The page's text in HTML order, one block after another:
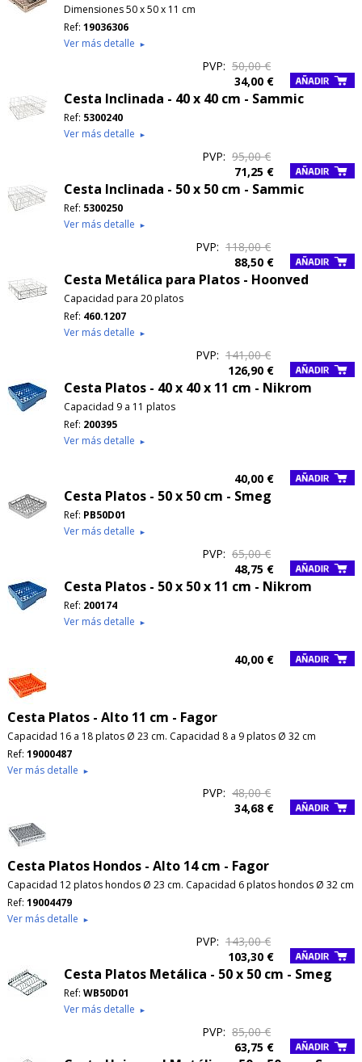
PRODUCTO AÑADIDO AL CARRITO
Dimensiones 50 x 50 x 11 cm
Ref: 19036306
Ver más detalle ►
PVP: 50,00 €
34,00 €
Cesta Inclinada - 40 x 40 cm - Sammic
Ref: 5300240
Ver más detalle ►
PVP: 95,00 €
71,25 €
Cesta Inclinada - 50 x 50 cm - Sammic
Ref: 5300250
Ver más detalle ►
PVP: 118,00 €
88,50 €
Cesta Metálica para Platos - Hoonved
Capacidad para 20 platos
Ref: 460.1207
Ver más detalle ►
PVP: 141,00 €
126,90 €
Cesta Platos - 40 x 40 x 11 cm - Nikrom
Capacidad 9 a 11 platos
Ref: 200395
Ver más detalle ►
40,00 €
Cesta Platos - 50 x 50 cm - Smeg
Ref: PB50D01
Ver más detalle ►
PVP: 65,00 €
48,75 €
Cesta Platos - 50 x 50 x 11 cm - Nikrom
Ref: 200174
Ver más detalle ►
40,00 €
Cesta Platos - Alto 11 cm - Fagor
Capacidad 16 a 18 platos Ø 23 cm. Capacidad 8 a 9 platos Ø 32 cm
Ref: 19000487
Ver más detalle ►
PVP: 48,00 €
34,68 €
Cesta Platos Hondos - Alto 14 cm - Fagor
Capacidad 12 platos hondos Ø 23 cm. Capacidad 6 platos hondos Ø 32 cm
Ref: 19004479
Ver más detalle ►
PVP: 143,00 €
103,30 €
Cesta Platos Metálica - 50 x 50 cm - Smeg
Ref: WB50D01
Ver más detalle ►
PVP: 85,00 €
63,75 €